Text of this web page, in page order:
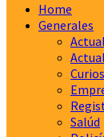
Home
Generales
Salúd